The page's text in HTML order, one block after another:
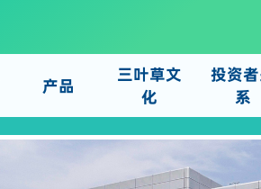
产品
三叶草文
化
投资
系